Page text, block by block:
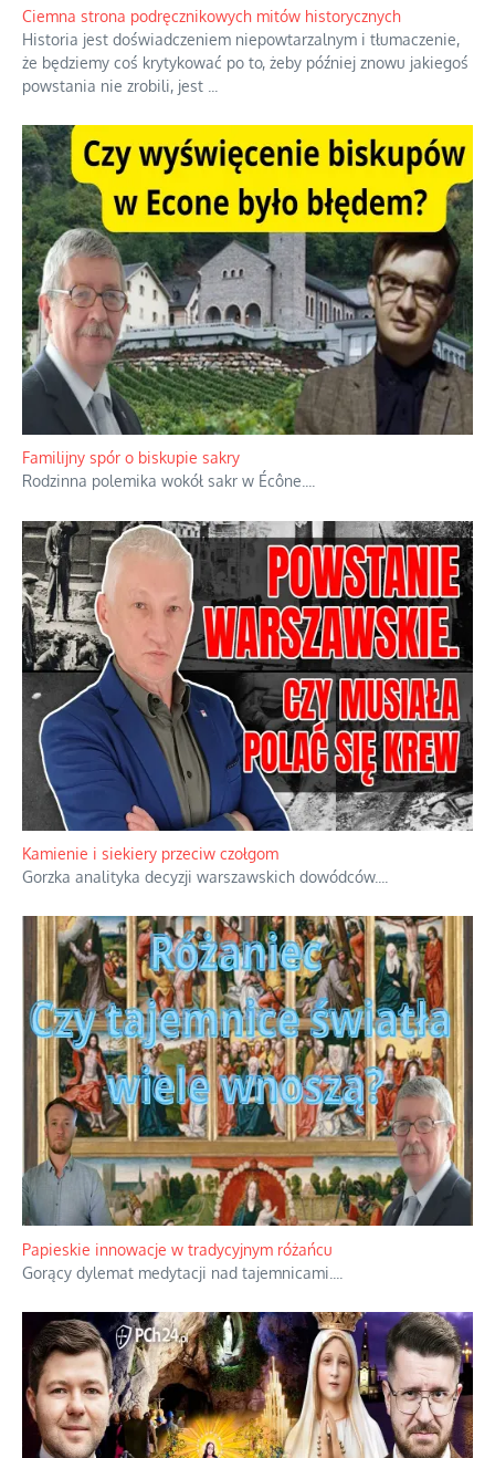
Ciemna strona podręcznikowych mitów historycznych
Historia jest doświadczeniem niepowtarzalnym i tłumaczenie,
że będziemy coś krytykować po to, żeby później znowu jakiegoś
powstania nie zrobili, jest
Familijny spór o biskupie sakry
Rodzinna polemika wokół sakr w Écône.
Kamienie i siekiery przeciw czołgom
Gorzka analityka decyzji warszawskich dowódców.
Papieskie innowacje w tradycyjnym różańcu
Gorący dylemat medytacji nad tajemnicami.